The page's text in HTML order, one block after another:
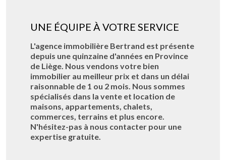
UNE ÉQUIPE À VOTRE SERVICE
L'agence immobilière Bertrand est présente
depuis une quinzaine d'années en Province
de Liège. Nous vendons votre bien
immobilier au meilleur prix et dans un délai
raisonnable de 1 ou 2 mois. Nous sommes
spécialisés dans la vente et location de
maisons, appartements, chalets,
commerces, terrains et plus encore.
N'hésitez-pas à nous contacter pour une
expertise gratuite.